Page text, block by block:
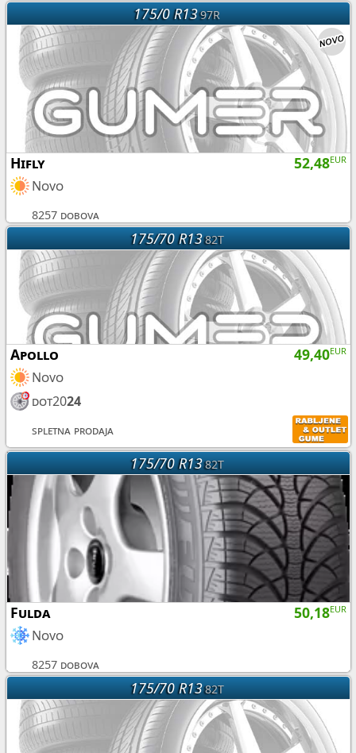
175/0 R1397R
52,48EUR
Hifly
Novo
8257 dobova
175/70 R1382T
49,40EUR
Apollo
Novo
dot2024
spletna prodaja
175/70 R1382T
50,18EUR
Fulda
Novo
8257 dobova
175/70 R1382T